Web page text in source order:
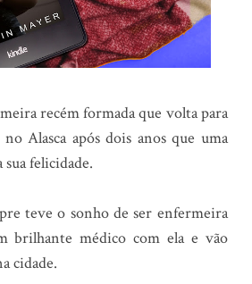
recém formada que volta para
Alasca após dois anos que uma
felicidade.
teve o sonho de ser enfermeira
brilhante médico com ela e vão
cidade.